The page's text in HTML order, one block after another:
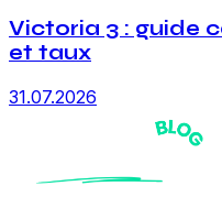
Victoria 3 : guide
et taux
31.07.2026